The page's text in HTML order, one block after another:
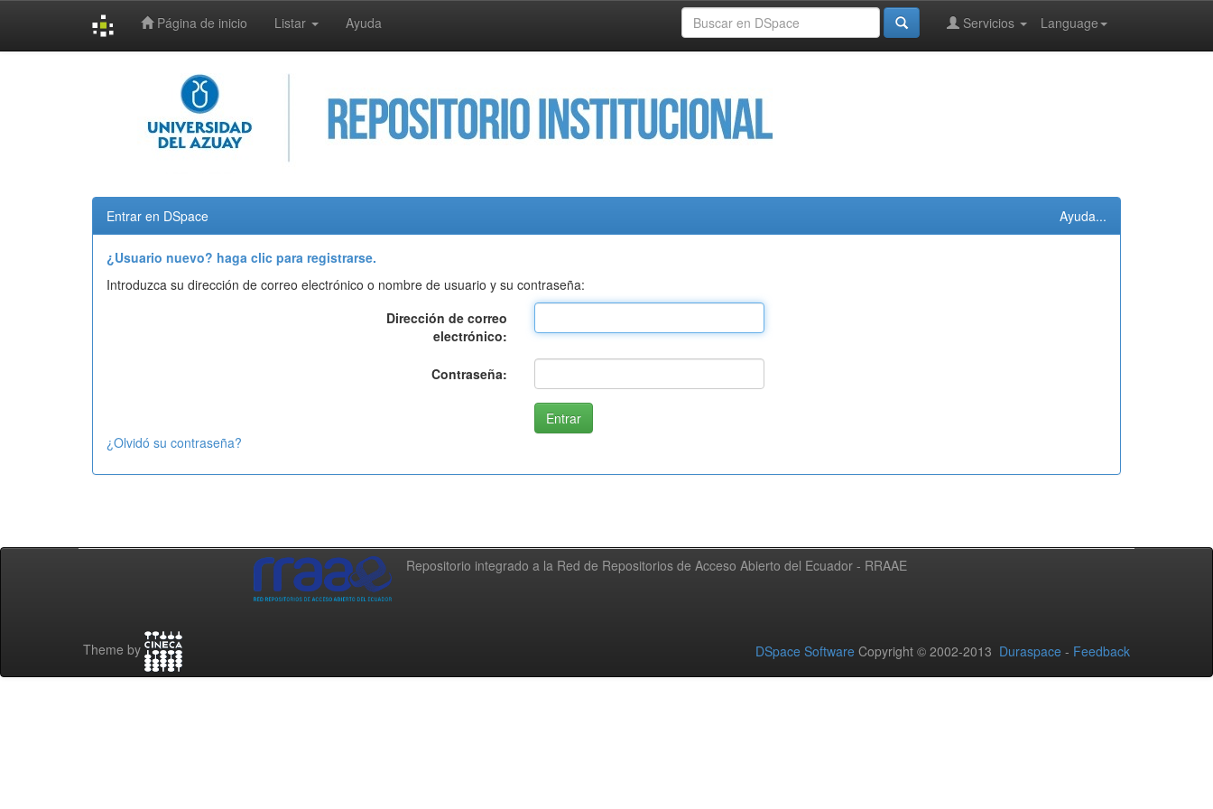
Página de inicio Listar Ayuda Language
Servicios
Entrar en DSpace Ayuda...
¿Usuario nuevo? haga clic para registrarse.
Introduzca su dirección de correo electrónico o nombre de usuario y su contraseña:
Dirección de correo
electrónico:
Contraseña:
¿Olvidó su contraseña?
Repositorio integrado a la Red de Repositorios de Acceso Abierto del Ecuador - RRAAE
Theme by DSpace Software Copyright © 2002-2013 Duraspace - Feedback